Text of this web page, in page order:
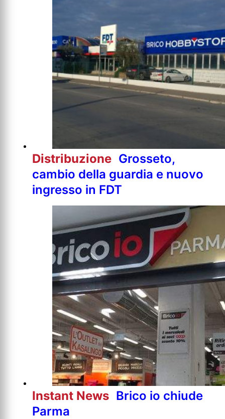
Distribuzione Grosseto,
cambio della guardia e nuovo
ingresso in FDT
Instant News Brico io chiude
Parma